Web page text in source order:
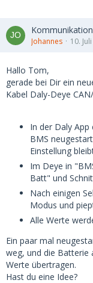
Johannes 10.
Hallo Tom,
gerade bei Dir ein
Kabel Daly-Deye
In der Daly App
BMS
Einstellung
Im Deye in
Batt" und
Nach einigen
Modus und
Alle Werte
Ein paar mal
weg, und die Batterie
Werte übertragen.
Hast du eine Idee?